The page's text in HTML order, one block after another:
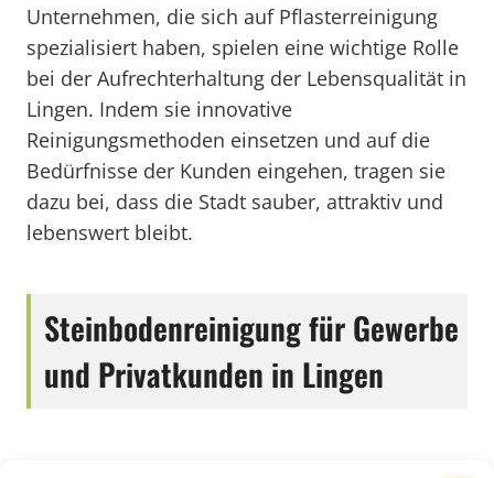
Unternehmen, die sich auf Pflasterreinigung
spezialisiert haben, spielen eine wichtige Rolle
bei der Aufrechterhaltung der Lebensqualität in
Lingen. Indem sie innovative
Reinigungsmethoden einsetzen und auf die
Bedürfnisse der Kunden eingehen, tragen sie
dazu bei, dass die Stadt sauber, attraktiv und
lebenswert bleibt.
Steinbodenreinigung für Gewerbe
und Privatkunden in Lingen